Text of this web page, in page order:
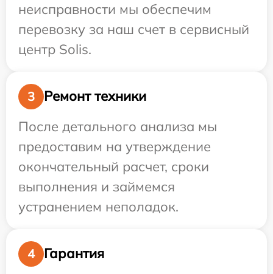
неисправности мы обеспечим
перевозку за наш счет в сервисный
центр Solis.
3
Ремонт техники
После детального анализа мы
предоставим на утверждение
окончательный расчет, сроки
выполнения и займемся
устранением неполадок.
4
Гарантия